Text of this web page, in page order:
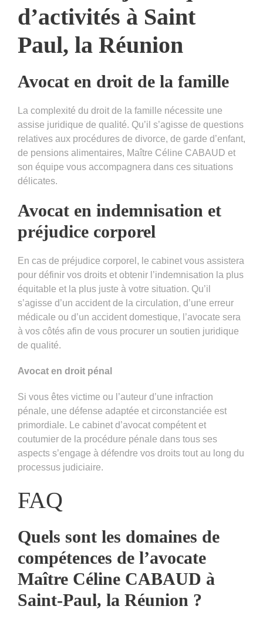
d’activités à Saint
Paul, la Réunion
Avocat en droit de la famille
La complexité du droit de la famille nécessite une
assise juridique de qualité. Qu’il s’agisse de questions
relatives aux procédures de divorce, de garde d’enfant,
de pensions alimentaires, Maître Céline CABAUD et
son équipe vous accompagnera dans ces situations
délicates.
Avocat en indemnisation et
préjudice corporel
En cas de préjudice corporel, le cabinet vous assistera
pour définir vos droits et obtenir l’indemnisation la plus
équitable et la plus juste à votre situation. Qu’il
s’agisse d’un accident de la circulation, d’une erreur
médicale ou d’un accident domestique, l’avocate sera
à vos côtés afin de vous procurer un soutien juridique
de qualité.
Avocat en droit pénal
Si vous êtes victime ou l’auteur d’une infraction
pénale, une défense adaptée et circonstanciée est
primordiale. Le cabinet d’avocat compétent et
coutumier de la procédure pénale dans tous ses
aspects s’engage à défendre vos droits tout au long du
processus judiciaire.
FAQ
Quels sont les domaines de
compétences de l’avocate
Maître Céline CABAUD à
Saint-Paul, la Réunion ?